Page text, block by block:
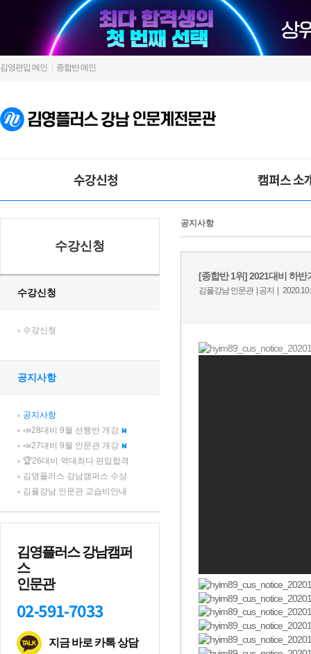
김영편입 메인 종합반 메인
수강신청 캠퍼스 소
수강신청
수강신청
수강신청
공지사항
공지사항
📣28대비 9월 선행반 개강
📣27대비 9월 인문관 개강
🏆26대비 역대최다 편입합격
김영플러스 강남캠퍼스 수상
김플강남 인문관 교습비안내
김영플러스 강남캠퍼
스
인문관
02-591-7033
지금 바로 카톡 상담
공지사항